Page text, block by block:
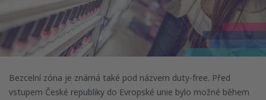
Bezcelní zóna je známá také pod názvem duty-free. Před
vstupem České republiky do Evropské unie bylo možné během